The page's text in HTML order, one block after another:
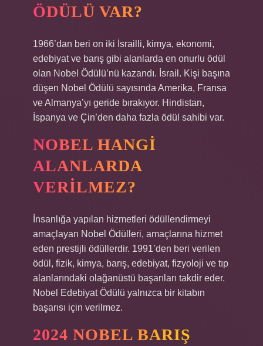
ÖDÜLÜ VAR?
1966’dan beri on iki İsrailli, kimya, ekonomi,
edebiyat ve barış gibi alanlarda en onurlu ödül
olan Nobel Ödülü’nü kazandı. İsrail. Kişi başına
düşen Nobel Ödülü sayısında Amerika, Fransa
ve Almanya’yı geride bırakıyor. Hindistan,
İspanya ve Çin’den daha fazla ödül sahibi var.
NOBEL HANGI
ALANLARDA
VERILMEZ?
İnsanlığa yapılan hizmetleri ödüllendirmeyi
amaçlayan Nobel Ödülleri, amaçlarına hizmet
eden prestijli ödüllerdir. 1991’den beri verilen
ödül, fizik, kimya, barış, edebiyat, fizyoloji ve tıp
alanlarındaki olağanüstü başarıları takdir eder.
Nobel Edebiyat Ödülü yalnızca bir kitabın
başarısı için verilmez.
2024 NOBEL BARIŞ